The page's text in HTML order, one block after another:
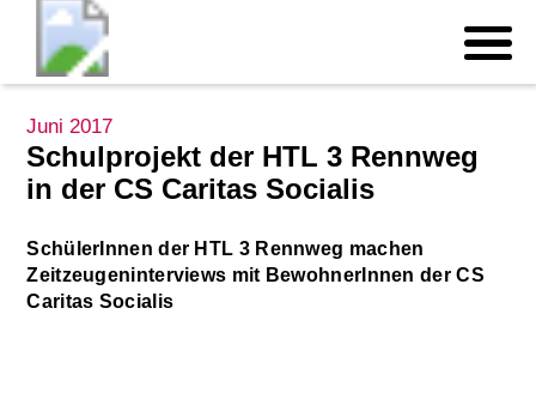
Juni 2017
Schulprojekt der HTL 3 Rennweg
in der CS Caritas Socialis
SchülerInnen der HTL 3 Rennweg machen
Zeitzeugeninterviews mit BewohnerInnen der CS
Caritas Socialis